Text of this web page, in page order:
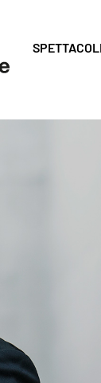
SPETTACOLI